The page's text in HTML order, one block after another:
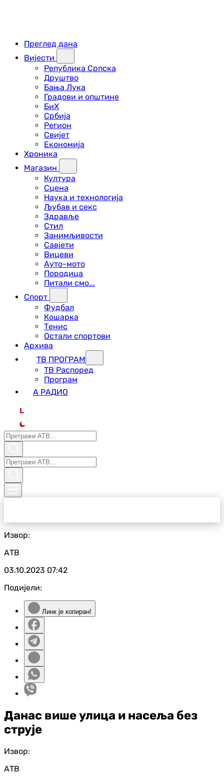
Преглед дана
Вијести
Република Српска
Друштво
Бања Лука
Градови и општине
БиХ
Србија
Регион
Свијет
Економија
Хроника
Магазин
Култура
Сцена
Наука и технологија
Љубав и секс
Здравље
Стил
Занимљивости
Савјети
Вицеви
Ауто-мото
Породица
Питали смо...
Спорт
Фудбал
Кошарка
Тенис
Остали спортови
Архива
ТВ ПРОГРАМ
ТВ Распоред
Програм
А РАДИО
L
Извор:
АТВ
03.10.2023 07:42
Подијели:
Линк је копиран!
Данас више улица и насеља без
струје
Извор:
АТВ